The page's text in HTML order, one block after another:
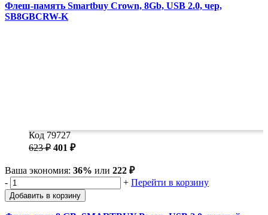
Флеш-память Smartbuy Crown, 8Gb, USB 2.0, чер,
SB8GBCRW-K
Код 79727
623 ₽ 401 ₽
Ваша экономия: 36% или 222 ₽
-
+ Перейти в корзину
Добавить в корзину